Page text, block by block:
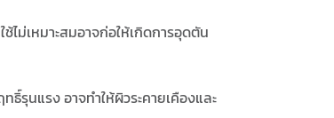
ม่เหมาะสมอาจก่อให้เกิดการอุดตัน
นแรง อาจทำให้ผิวระคายเคืองและ